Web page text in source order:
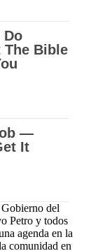
del
Petro y todos
agenda en la
comunidad en